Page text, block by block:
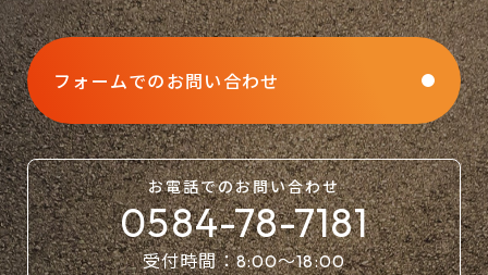
フォームでのお問い合わせ
お電話でのお問い合わせ
0584-78-7181
受付時間：8:00〜18:00